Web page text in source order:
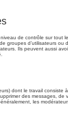
de contrôle sur tout
groupes d’utilisateurs ou
Ils peuvent aussi
dont le travail consiste
des messages, de
les